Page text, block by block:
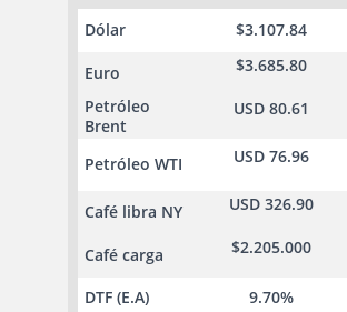
Dólar $3.107.84
Euro
$3.685.80
Petróleo
Brent
USD 80.61
Petróleo WTI USD 76.96
Café libra NY USD 326.90
Café carga $2.205.000
DTF (E.A)
9.70%